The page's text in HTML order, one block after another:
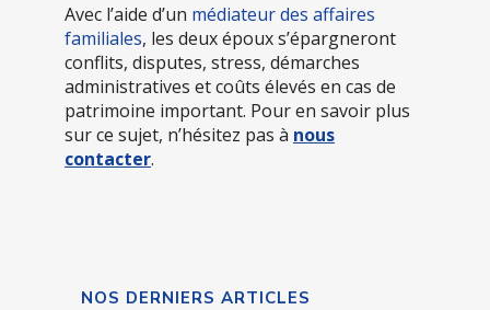
Avec l’aide d’un médiateur des affaires
familiales, les deux époux s’épargneront
conflits, disputes, stress, démarches
administratives et coûts élevés en cas de
patrimoine important. Pour en savoir plus
sur ce sujet, n’hésitez pas à nous
contacter.
NOS DERNIERS ARTICLES